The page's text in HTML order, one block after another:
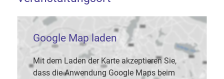
Google Map laden
Mit dem Laden der Karte akzeptieren Sie,
dass die Anwendung Google Maps beim